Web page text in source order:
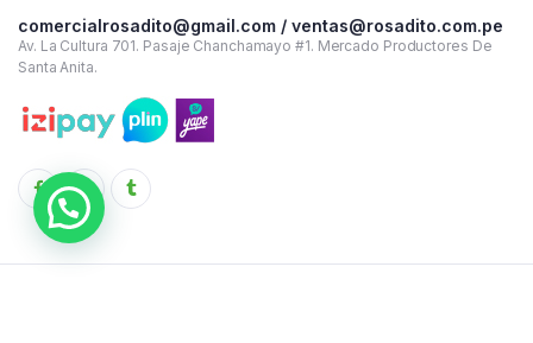
comercialrosadito@gmail.com / ventas@rosadito.com.pe
Av. La Cultura 701. Pasaje Chanchamayo #1. Mercado Productores De
Santa Anita.